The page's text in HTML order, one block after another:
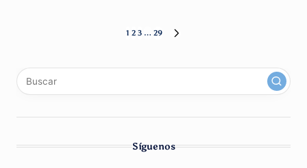
de
entradas
1 2 3 … 29
Síguenos